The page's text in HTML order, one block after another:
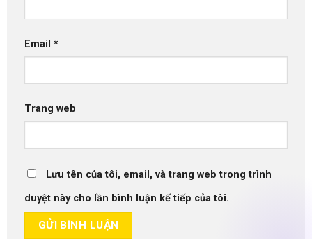
Email *
Trang web
Lưu tên của tôi, email, và trang web trong trình
duyệt này cho lần bình luận kế tiếp của tôi.